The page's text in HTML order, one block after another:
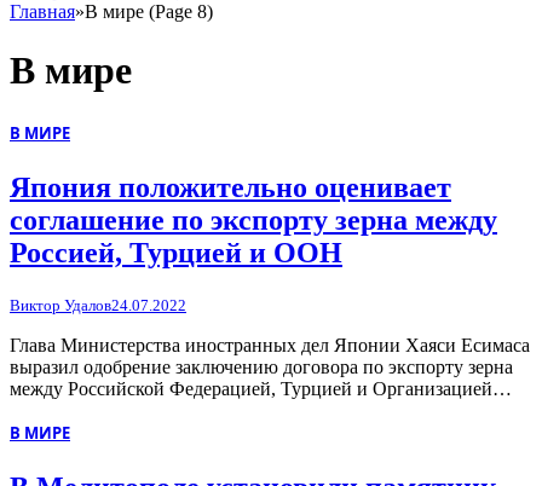
Главная»В мире (Page 8)
В мире
В МИРЕ
Япония положительно оценивает
соглашение по экспорту зерна между
Россией, Турцией и ООН
Виктор Удалов24.07.2022
Глава Министерства иностранных дел Японии Хаяси Есимаса
выразил одобрение заключению договора по экспорту зерна
между Российской Федерацией, Турцией и Организацией…
В МИРЕ